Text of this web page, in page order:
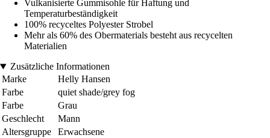
Vulkanisierte Gummisohle für Haftung und
Temperaturbeständigkeit
100% recyceltes Polyester Strobel
Mehr als 60% des Obermaterials besteht aus recycelten
Materialien
Zusätzliche Informationen
Marke
Helly Hansen
Farbe
quiet shade/grey fog
Farbe
Grau
Geschlecht
Mann
Altersgruppe
Erwachsene